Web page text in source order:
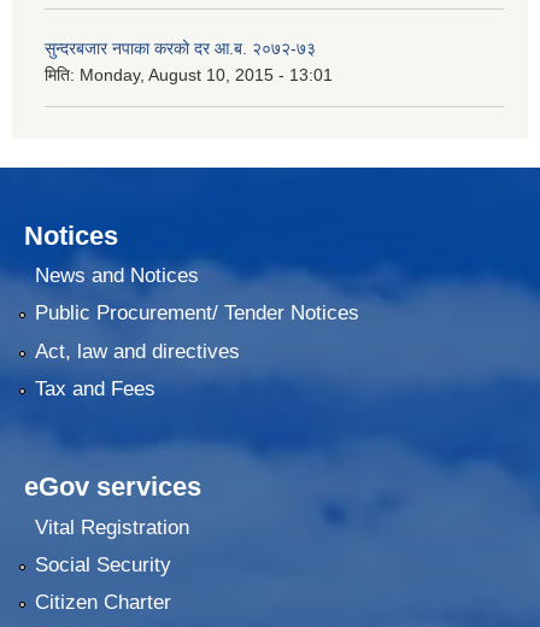
सुन्दरबजार नपाका करको दर आ.ब. २०७२-७३
मिति: Monday, August 10, 2015 - 13:01
Notices
News and Notices
Public Procurement/ Tender Notices
Act, law and directives
Tax and Fees
eGov services
Vital Registration
Social Security
Citizen Charter